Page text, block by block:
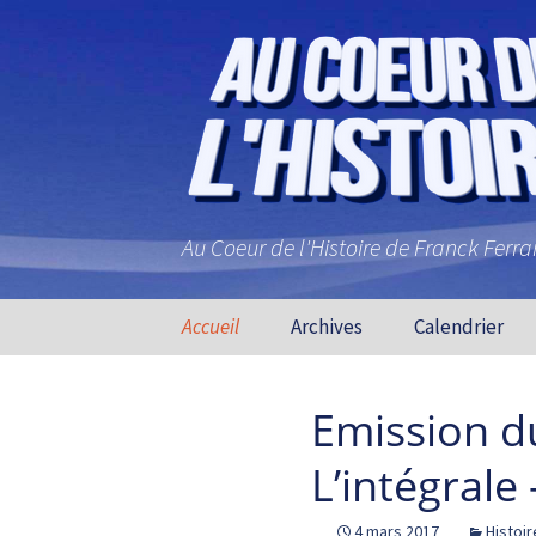
Au Coeur de l'Histoire de Franck
Aller au contenu principal
Accueil Archives Calendrier
Emission
4 mars 2017